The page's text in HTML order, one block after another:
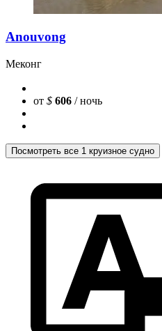
Anouvong
Меконг
от $ 606 / ночь
Посмотреть все 1 круизное судно